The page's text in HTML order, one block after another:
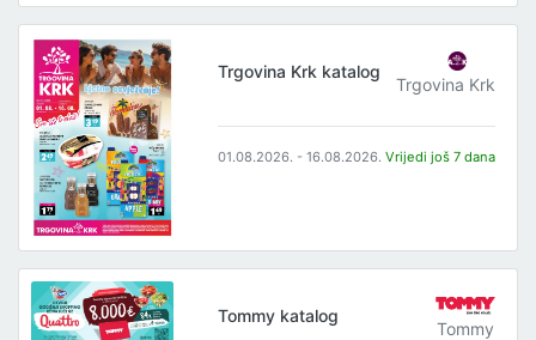
Trgovina Krk katalog
Trgovina Krk
01.08.2026. - 16.08.2026. Vrijedi još 7 dana
Tommy katalog
Tommy